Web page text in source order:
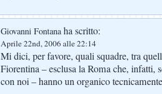
Giovanni Fontanaha scritto:
Aprile 22nd, 2006 alle 22:14
Mi dici, per favore, quali squadre, tra
Fiorentina – esclusa la Roma che, infatti,
con noi – hanno un organico